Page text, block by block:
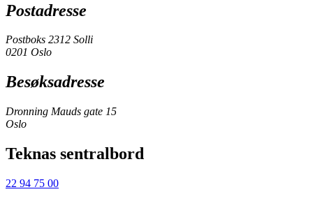
Postadresse
Postboks 2312 Solli
0201 Oslo
Besøksadresse
Dronning Mauds gate 15
Oslo
Teknas sentralbord
22 94 75 00